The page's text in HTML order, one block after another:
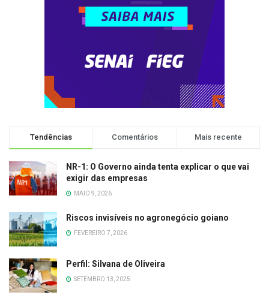
Tendências Comentários Mais recente
NR-1: O Governo ainda tenta explicar o que vai
exigir das empresas
MAIO 9, 2026
Riscos invisíveis no agronegócio goiano
FEVEREIRO 7, 2026
Perfil: Silvana de Oliveira
SETEMBRO 13, 2025